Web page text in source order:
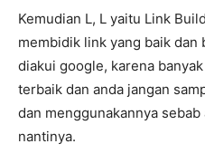
Kemudian L, L yaitu Link
membidik link yang baik
diakui google, karena
terbaik dan anda jangan
dan menggunakannya
nantinya.